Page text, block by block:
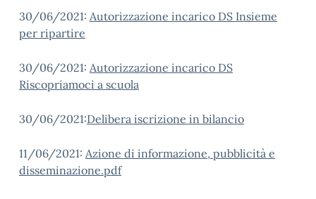
30/06/2021: Autorizzazione incarico DS Insieme
per ripartire
30/06/2021: Autorizzazione incarico DS
Riscopriamoci a scuola
30/06/2021:Delibera iscrizione in bilancio
11/06/2021: Azione di informazione, pubblicità e
disseminazione.pdf